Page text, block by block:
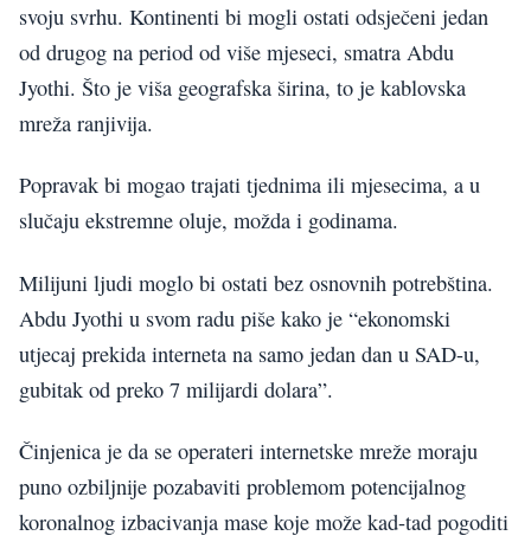
svoju svrhu. Kontinenti bi mogli ostati odsječeni jedan
od drugog na period od više mjeseci, smatra Abdu
Jyothi. Što je viša geografska širina, to je kablovska
mreža ranjivija.
Popravak bi mogao trajati tjednima ili mjesecima, a u
slučaju ekstremne oluje, možda i godinama.
Milijuni ljudi moglo bi ostati bez osnovnih potrebština.
Abdu Jyothi u svom radu piše kako je “ekonomski
utjecaj prekida interneta na samo jedan dan u SAD-u,
gubitak od preko 7 milijardi dolara”.
Činjenica je da se operateri internetske mreže moraju
puno ozbiljnije pozabaviti problemom potencijalnog
koronalnog izbacivanja mase koje može kad-tad pogoditi